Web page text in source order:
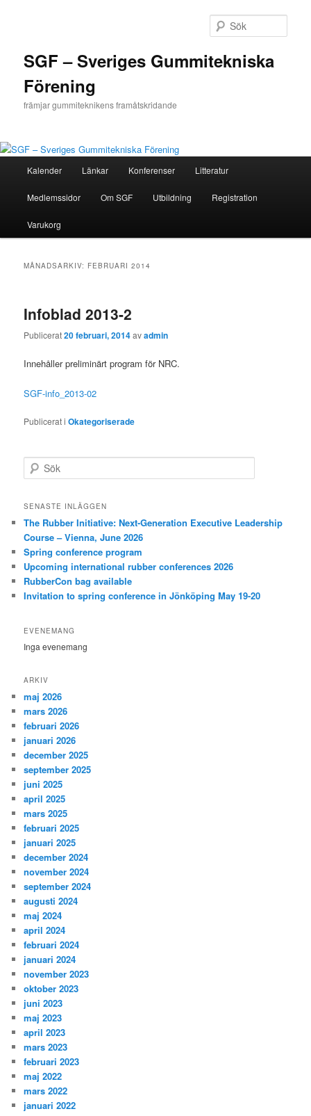
SGF – Sveriges Gummitekniska
Förening
främjar gummiteknikens framåtskridande
Kalender Länkar Konferenser Litteratur
Medlemssidor Om SGF Utbildning Registration
Varukorg
MÅNADSARKIV: FEBRUARI 2014
Infoblad 2013-2
Publicerat20 februari, 2014avadmin
Innehåller preliminärt program för NRC.
SGF-info_2013-02
Publicerat i Okategoriserade
ö
SENASTE INLÄGGEN
The Rubber Initiative: Next-Generation Executive Leadership
Course – Vienna, June 2026
Spring conference program
Upcoming international rubber conferences 2026
RubberCon bag available
Invitation to spring conference in Jönköping May 19-20
EVENEMANG
Inga evenemang
ARKIV
maj 2026
mars 2026
februari 2026
januari 2026
december 2025
september 2025
juni 2025
april 2025
mars 2025
februari 2025
januari 2025
december 2024
november 2024
september 2024
augusti 2024
maj 2024
april 2024
februari 2024
januari 2024
november 2023
oktober 2023
juni 2023
maj 2023
april 2023
mars 2023
februari 2023
maj 2022
mars 2022
januari 2022